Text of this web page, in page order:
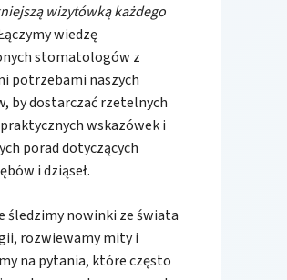
wizytówką każdego
wiedzę
stomatologów z
potrzebami naszych
by dostarczać rzetelnych
wskazówek i
porad dotyczących
i dziąseł.
śledzimy nowinki ze świata
rozwiewamy mity i
na pytania, które często